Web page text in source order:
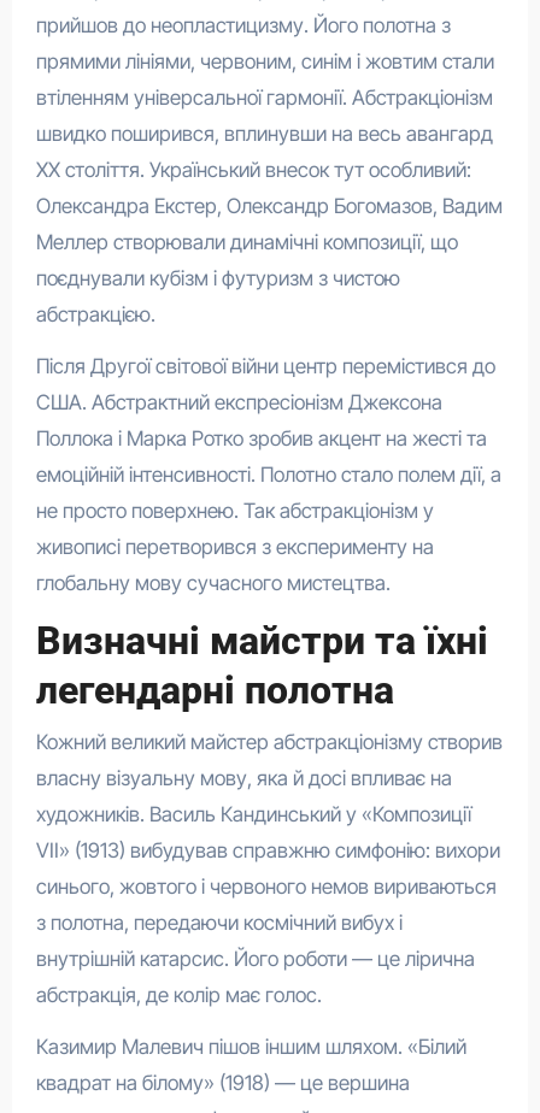
прийшов до неопластицизму. Його полотна з
прямими лініями, червоним, синім і жовтим стали
втіленням універсальної гармонії. Абстракціонізм
швидко поширився, вплинувши на весь авангард
XX століття. Український внесок тут особливий:
Олександра Екстер, Олександр Богомазов, Вадим
Меллер створювали динамічні композиції, що
поєднували кубізм і футуризм з чистою
абстракцією.
Після Другої світової війни центр перемістився до
США. Абстрактний експресіонізм Джексона
Поллока і Марка Ротко зробив акцент на жесті та
емоційній інтенсивності. Полотно стало полем дії, а
не просто поверхнею. Так абстракціонізм у
живописі перетворився з експерименту на
глобальну мову сучасного мистецтва.
Визначні майстри та їхні
легендарні полотна
Кожний великий майстер абстракціонізму створив
власну візуальну мову, яка й досі впливає на
художників. Василь Кандинський у «Композиції
VII» (1913) вибудував справжню симфонію: вихори
синього, жовтого і червоного немов вириваються
з полотна, передаючи космічний вибух і
внутрішній катарсис. Його роботи — це лірична
абстракція, де колір має голос.
Казимир Малевич пішов іншим шляхом. «Білий
квадрат на білому» (1918) — це вершина